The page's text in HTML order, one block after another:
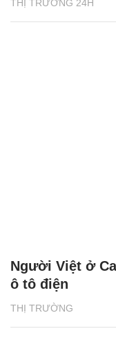
THỊ TRƯỜNG 24H
THỊ TRƯỜNG
Người Việt ở
ô tô điện